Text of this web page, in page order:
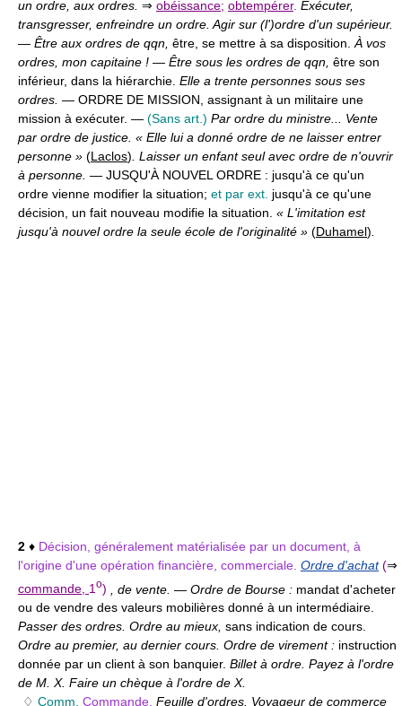
un ordre, aux ordres. ⇒ obéissance; obtempérer. Exécuter,
transgresser, enfreindre un ordre. Agir sur (l')ordre d'un supérieur.
— Être aux ordres de qqn, être, se mettre à sa disposition. À vos
ordres, mon capitaine ! — Être sous les ordres de qqn, être son
inférieur, dans la hiérarchie. Elle a trente personnes sous ses
ordres. — ORDRE DE MISSION, assignant à un militaire une
mission à exécuter. — (Sans art.) Par ordre du ministre... Vente
par ordre de justice. « Elle lui a donné ordre de ne laisser entrer
personne » (Laclos) . Laisser un enfant seul avec ordre de n'ouvrir
à personne. — JUSQU'À NOUVEL ORDRE : jusqu'à ce qu'un
ordre vienne modifier la situation; et par ext. jusqu'à ce qu'une
décision, un fait nouveau modifie la situation. « L'imitation est
jusqu'à nouvel ordre la seule école de l'originalité » (Duhamel)
2 ♦ Décision, généralement matérialisée par un document, à
l'origine d'une opération financière, commerciale. Ordre d'achat (⇒
commande, 1o) , de vente. — Ordre de Bourse : mandat d'acheter
ou de vendre des valeurs mobilières donné à un intermédiaire.
Passer des ordres. Ordre au mieux, sans indication de cours.
Ordre au premier, au dernier cours. Ordre de virement : instruction
donnée par un client à son banquier. Billet à ordre. Payez à l'ordre
de M. X. Faire un chèque à l'ordre de X.
♢ Comm. Commande. Feuille d'ordres. Voyageur de commerce